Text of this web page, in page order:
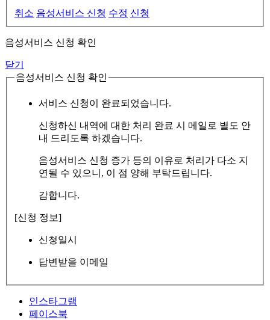
취소 음성서비스 신청 수정 신청
음성서비스 신청 확인
닫기
음성서비스 신청 확인
서비스 신청이 완료되었습니다.
신청하신 내역에 대한 처리 완료 시 메일로 별도 안
내 드리도록 하겠습니다.
음성서비스 신청 증가 등의 이유로 처리가 다소 지
연될 수 있으니, 이 점 양해 부탁드립니다.
감합니다.
[신청 정보]
신청일시
답변받을 이메일
인스타그램
페이스북